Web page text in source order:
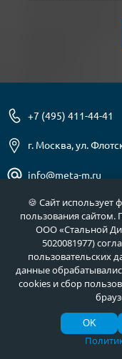
+7 (495) 411-44-41
г. Москва, ул.
info@meta-m.ru
Найти:
О нас
Отзывы
🍪 Сайт
пользования сайтом.
ООО «Стальной
5020081977)
пользовательских
данные
cookies и сбор
OK